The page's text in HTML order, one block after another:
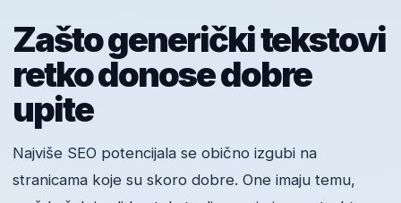
Zašto generički tekstovi
retko donose dobre
upite
Najviše SEO potencijala se obično izgubi na
stranicama koje su skoro dobre. One imaju temu,